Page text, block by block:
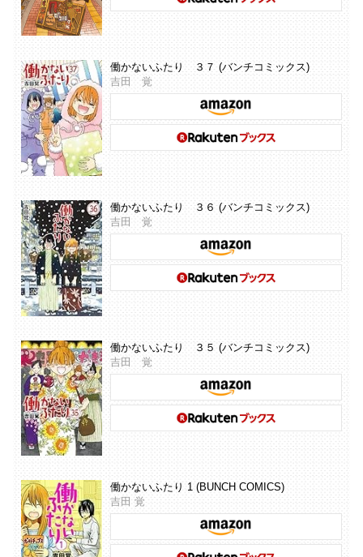
働かないふたり ３７ (バンチコミックス)
吉田 覚
働かないふたり ３６ (バンチコミックス)
吉田 覚
働かないふたり ３５ (バンチコミックス)
吉田 覚
働かないふたり 1 (BUNCH COMICS)
吉田 覚